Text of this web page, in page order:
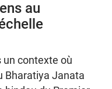
au
un contexte où
Bharatiya Janata